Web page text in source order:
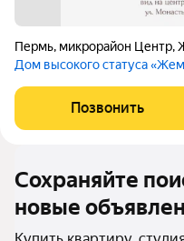
Пермь, микрорайон Центр,
Дом высокого статуса
Позвонить
Сохраняйте
новые